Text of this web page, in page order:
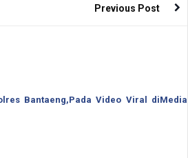
Previous Post
Bantaeng,Pada Video Viral diMedia